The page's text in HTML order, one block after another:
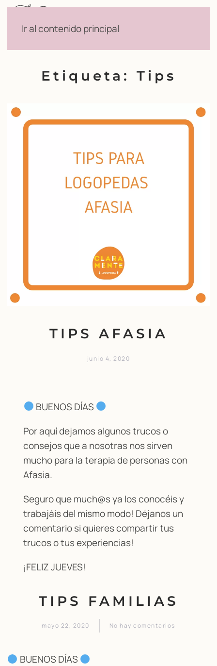
Ir al contenido principal
Etiqueta: Tips
TIPS AFASIA
junio 4, 2020
BUENOS DÍAS
Por aquí dejamos algunos trucos o
consejos que a nosotras nos sirven
mucho para la terapia de personas con
Afasia.
Seguro que much@s ya los conocéis y
trabajáis del mismo modo! Déjanos un
comentario si quieres compartir tus
trucos o tus experiencias!
¡FELIZ JUEVES!
TIPS FAMILIAS
mayo 22, 2020 No hay comentarios
en
BUENOS DÍAS